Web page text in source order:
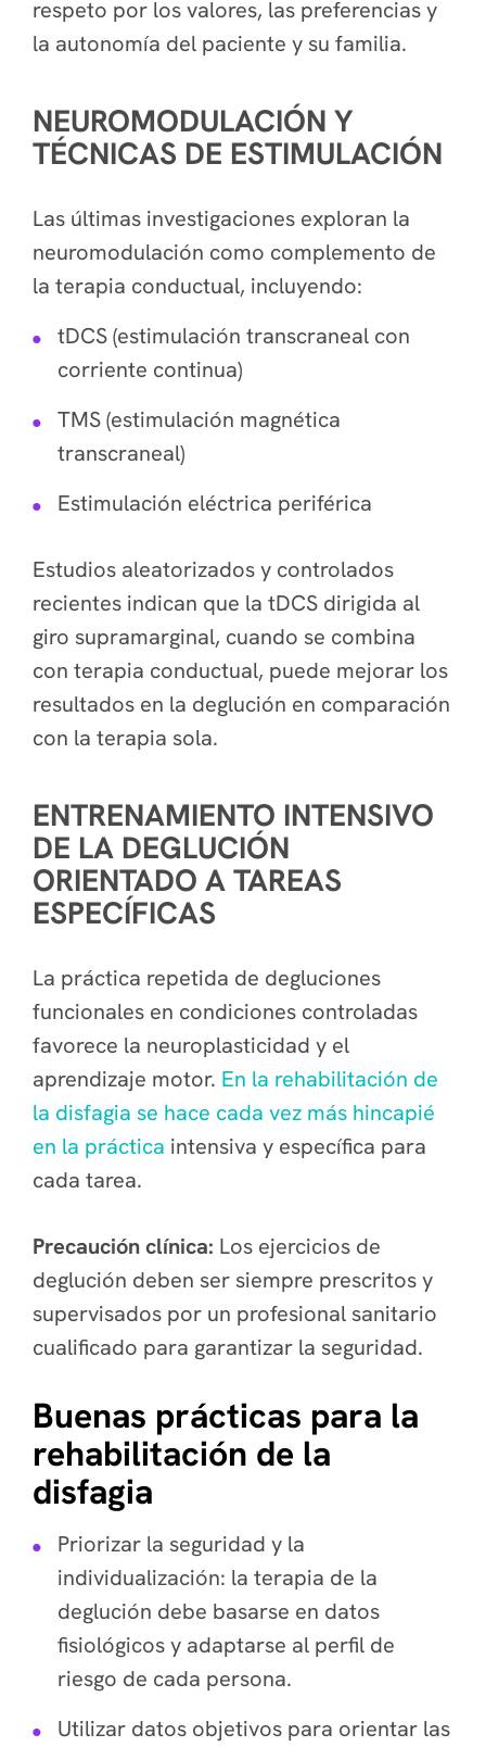
respeto por los valores, las preferencias y
la autonomía del paciente y su familia.
NEUROMODULACIÓN Y
TÉCNICAS DE ESTIMULACIÓN
Las últimas investigaciones exploran la
neuromodulación como complemento de
la terapia conductual, incluyendo:
tDCS (estimulación transcraneal con
corriente continua)
TMS (estimulación magnética
transcraneal)
Estimulación eléctrica periférica
Estudios aleatorizados y controlados
recientes indican que la tDCS dirigida al
giro supramarginal, cuando se combina
con terapia conductual, puede mejorar los
resultados en la deglución en comparación
con la terapia sola.
ENTRENAMIENTO INTENSIVO
DE LA DEGLUCIÓN
ORIENTADO A TAREAS
ESPECÍFICAS
La práctica repetida de degluciones
funcionales en condiciones controladas
favorece la neuroplasticidad y el
aprendizaje motor. En la rehabilitación de
la disfagia se hace cada vez más hincapié
en la práctica intensiva y específica para
cada tarea.
Precaución clínica: Los ejercicios de
deglución deben ser siempre prescritos y
supervisados por un profesional sanitario
cualificado para garantizar la seguridad.
Buenas prácticas para la
rehabilitación de la
disfagia
Priorizar la seguridad y la
individualización: la terapia de la
deglución debe basarse en datos
fisiológicos y adaptarse al perfil de
riesgo de cada persona.
Utilizar datos objetivos para orientar las